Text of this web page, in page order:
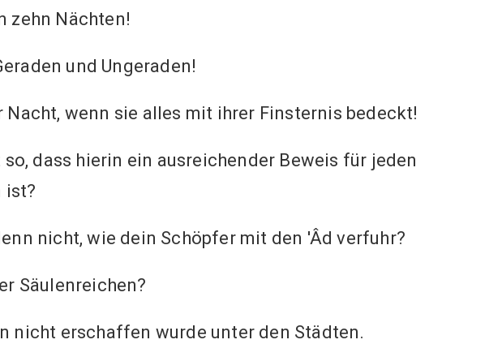
zehn Nächten!
und Ungeraden!
Nacht, wenn sie alles mit ihrer Finsternis bedeckt!
dass hierin ein ausreichender Beweis für jeden
ist?
nicht, wie dein Schöpfer mit den 'Âd verfuhr?
Säulenreichen?
nicht erschaffen wurde unter den Städten.